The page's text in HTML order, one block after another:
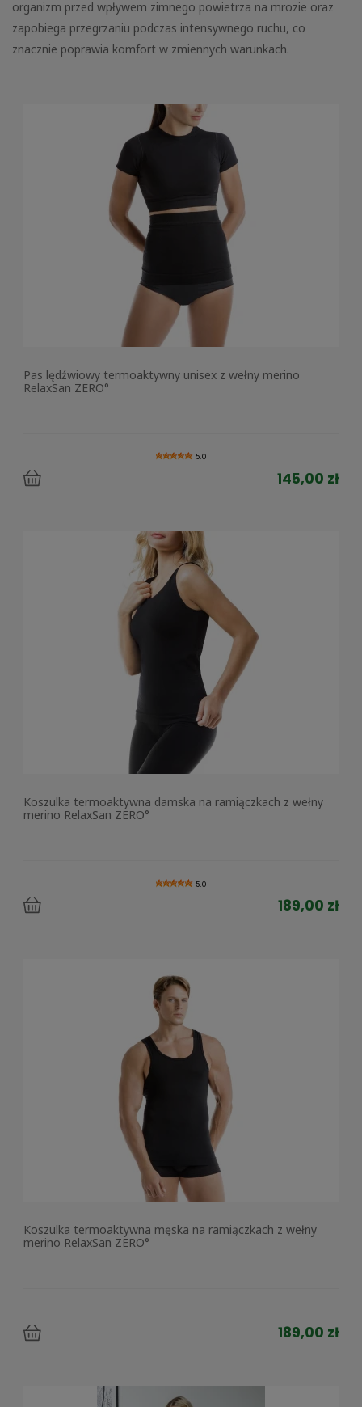
organizm przed wpływem zimnego powietrza na mrozie oraz
zapobiega przegrzaniu podczas intensywnego ruchu, co
znacznie poprawia komfort w zmiennych warunkach.
Pas lędźwiowy termoaktywny unisex z wełny merino
RelaxSan ZERO°
5.0
145,00 zł
Koszulka termoaktywna damska na ramiączkach z wełny
merino RelaxSan ZERO°
5.0
189,00 zł
Koszulka termoaktywna męska na ramiączkach z wełny
merino RelaxSan ZERO°
189,00 zł